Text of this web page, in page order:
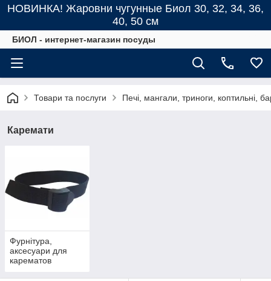
НОВИНКА! Жаровни чугунные Биол 30, 32, 34, 36,
40, 50 см
БИОЛ - интернет-магазин посуды
Товари та послуги Печі, мангали, триноги, коптильні,
Каремати
Фурнітура,
аксесуари для
карематов